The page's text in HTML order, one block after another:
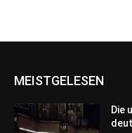
MEISTGELESEN
Die